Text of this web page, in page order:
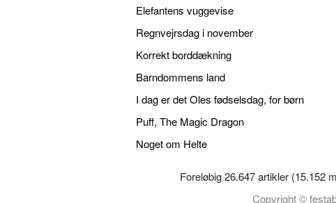
Elefantens vuggevise
Regnvejrsdag i november
Korrekt borddækning
Barndommens land
I dag er det Oles fødselsdag, for børn
Puff, The Magic Dragon
Noget om Helte
Foreløbig 26.647 artikler (15.152
Copyright ©